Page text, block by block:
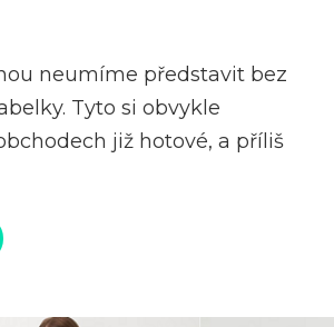
neumíme představit bez
Tyto si obvykle
již hotové, a příliš